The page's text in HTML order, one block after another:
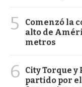
5
Comenzó la
alto de
metros
6
City Torque
partido por